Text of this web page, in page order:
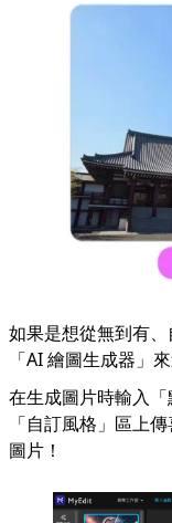
如果是想從無到有
「AI 繪圖生成器 」
在生成圖片時輸入
「自訂風格」區上
圖片！